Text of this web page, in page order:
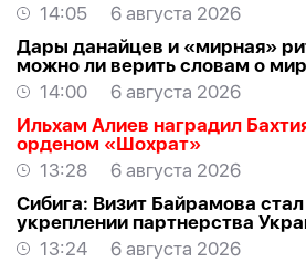
14:05
6 августа 2026
Дары данайцев и «мирная»
можно ли верить словам о
14:00
6 августа 2026
Ильхам Алиев наградил
орденом «Шохрат»
13:28
6 августа 2026
Сибига: Визит Байрамова
укреплении партнерства
Азербайджана
13:24
6 августа 2026